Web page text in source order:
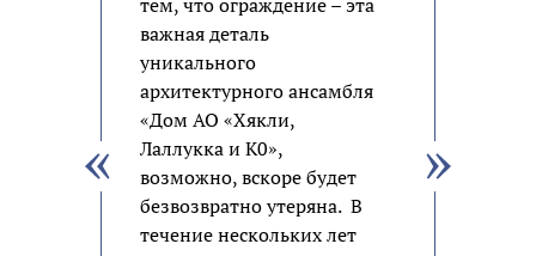
важная деталь
уникального
архитектурного ансамбля
«Дом АО «Хякли,
Лаллукка и К0»,
возможно, вскоре будет
безвозвратно утеряна. В
течение нескольких лет